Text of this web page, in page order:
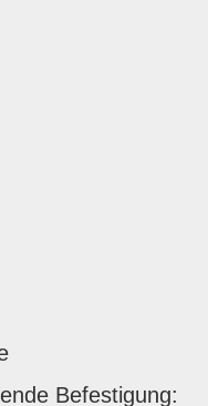
Befestigung: